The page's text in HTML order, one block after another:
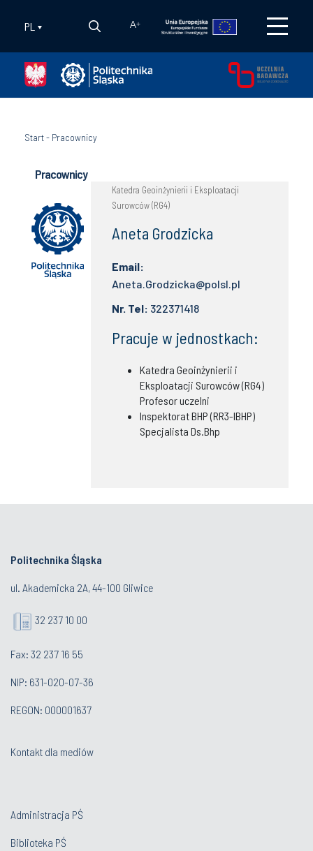
PL A+
Start- Pracownicy
Pracownicy
Katedra Geoinżynierii i Eksploatacji
Surowców (RG4)
Aneta Grodzicka
Email:
Aneta.Grodzicka@polsl.pl
Nr. Tel: 322371418
Pracuje w jednostkach:
Katedra Geoinżynierii i
Eksploatacji Surowców (RG4)
Profesor uczelni
Inspektorat BHP (RR3-IBHP)
Specjalista Ds.Bhp
Politechnika Śląska
ul. Akademicka 2A, 44-100 Gliwice
32 237 10 00
Fax: 32 237 16 55
NIP: 631-020-07-36
REGON: 000001637
Kontakt dla mediów
Administracja PŚ
Biblioteka PŚ